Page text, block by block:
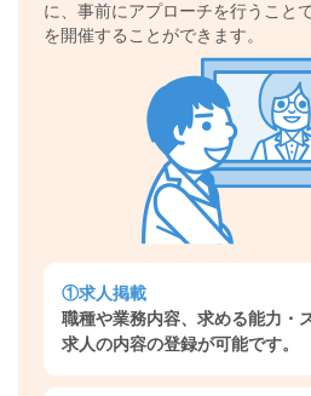
に、事前にアプローチを行うこと
を開催することができます。
①求人掲載
職種や業務内容、求める能力・
求人の内容の登録が可能です。